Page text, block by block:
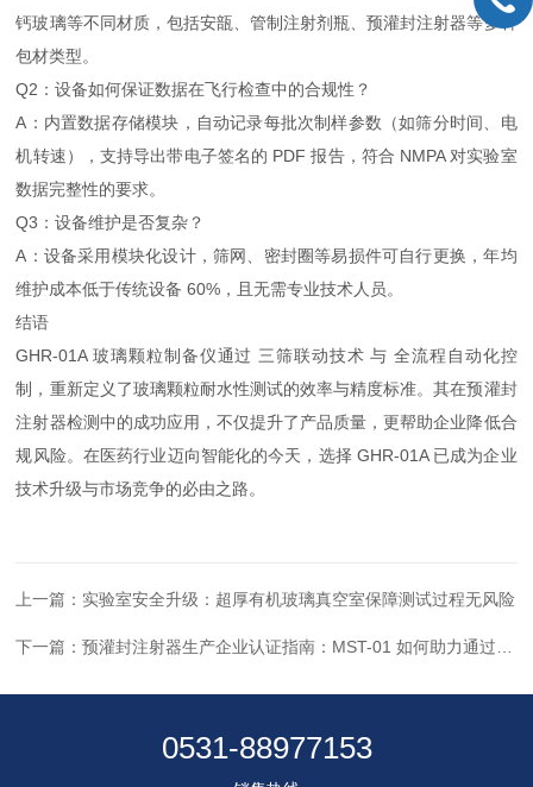
钙玻璃等不同材质，包括安瓿、管制注射剂瓶、预灌封注射器等多种
包材类型。
Q2：设备如何保证数据在飞行检查中的合规性？
A：内置数据存储模块，自动记录每批次制样参数（如筛分时间、电
机转速），支持导出带电子签名的 PDF 报告，符合 NMPA 对实验室
数据完整性的要求。
Q3：设备维护是否复杂？
A：设备采用模块化设计，筛网、密封圈等易损件可自行更换，年均
维护成本低于传统设备 60%，且无需专业技术人员。
结语
GHR-01A 玻璃颗粒制备仪通过 三筛联动技术 与 全流程自动化控
制，重新定义了玻璃颗粒耐水性测试的效率与精度标准。其在预灌封
注射器检测中的成功应用，不仅提升了产品质量，更帮助企业降低合
规风险。在医药行业迈向智能化的今天，选择 GHR-01A 已成为企业
技术升级与市场竞争的必由之路。
上一篇： 实验室安全升级：超厚有机玻璃真空室保障测试过程无风险
下一篇：预灌封注射器生产企业认证指南：MST-01 如何助力通过 YBB 标准
0531-88977153